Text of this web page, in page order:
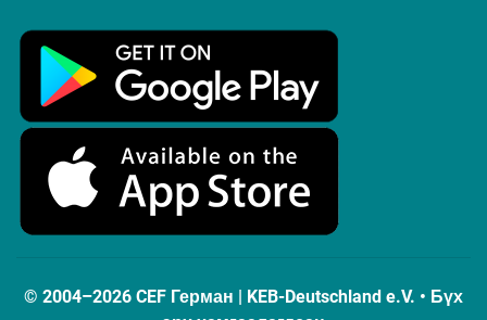
© 2004–2026 CEF Герман | KEB-Deutschland e.V. • Бүх